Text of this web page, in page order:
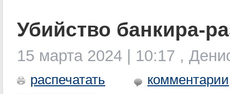
Убийство банкира-
15 марта 2024 | 10:17 ,
распечатать комментарии